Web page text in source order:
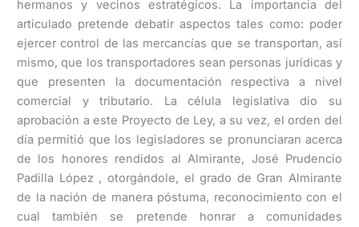
hermanos y vecinos estratégicos. La importancia del
articulado pretende debatir aspectos tales como: poder
ejercer control de las mercancías que se transportan, así
mismo, que los transportadores sean personas jurídicas y
que presenten la documentación respectiva a nivel
comercial y tributario. La célula legislativa dio su
aprobación a este Proyecto de Ley, a su vez, el orden del
día permitió que los legisladores se pronunciaran acerca
de los honores rendidos al Almirante, José Prudencio
Padilla López , otorgándole, el grado de Gran Almirante
de la nación de manera póstuma, reconocimiento con el
cual también se pretende honrar a comunidades